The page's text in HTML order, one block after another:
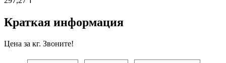
Краткая информация
Цена за кг. Звоните!